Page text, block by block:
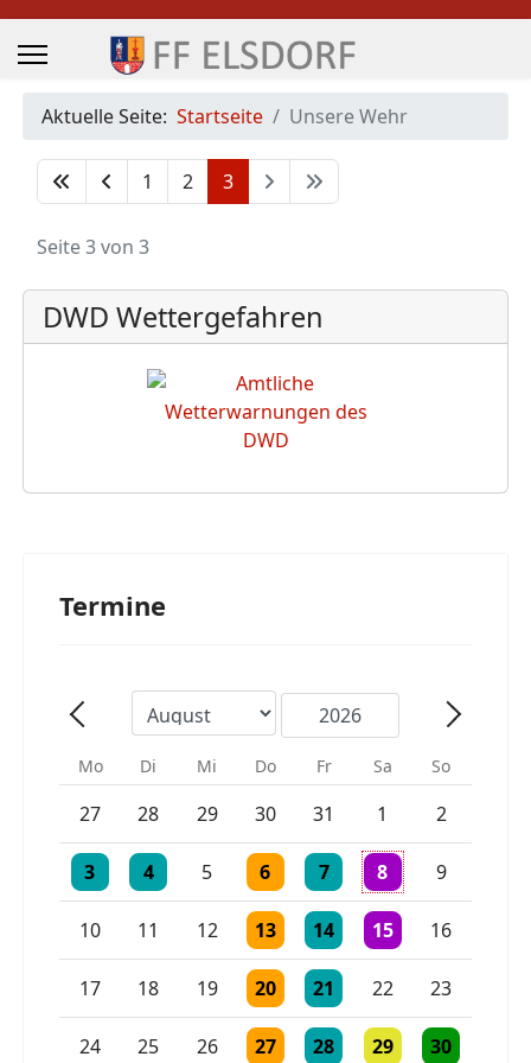
Aktuelle Seite: Startseite Unsere Wehr
1 2 3
Seite 3 von 3
DWD Wettergefahren
Termine
Mo Di Mi Do Fr Sa So
27 28 29 30
Einzelne Veranstaltung
31
Einzelne Veranstaltung
1 2
3
Einzelne Veranstaltung
4
Einzelne Veranstaltung
5 6
Einzelne Veranstaltung
7
Einzelne Veranstaltung
8
3 Veranstaltungen
9
10 11 12 13
Einzelne Veranstaltung
14
Einzelne Veranstaltung
15
Einzelne16
17 18 19 20
Einzelne Veranstaltung
21
Einzelne Veranstaltung
22 23
24 25 26 27
Einzelne Veranstaltung
28
Einzelne Veranstaltung
29
Einzelne30
Einzelne